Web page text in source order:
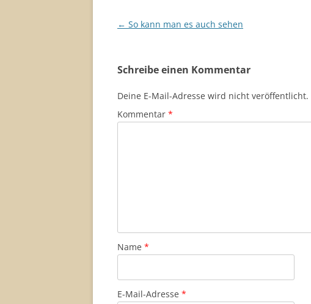
Beitragsnavigation
← So kann man es auch sehen
Schreibe einen Kommentar
Deine E-Mail-Adresse wird nicht veröffentlicht.
Kommentar *
Name *
E-Mail-Adresse *